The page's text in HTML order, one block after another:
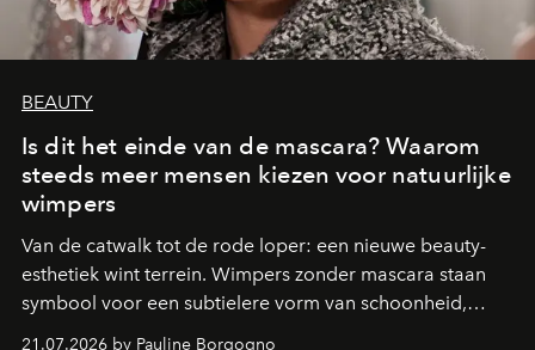
BEAUTY
Is dit het einde van de mascara? Waarom
steeds meer mensen kiezen voor natuurlijke
wimpers
Van de catwalk tot de rode loper: een nieuwe beauty-
esthetiek wint terrein. Wimpers zonder mascara staan
symbool voor een subtielere vorm van schoonheid,
waarin zelfvertrouwen belangrijker is dan een overvloed
21.07.2026 by Pauline Borgogno